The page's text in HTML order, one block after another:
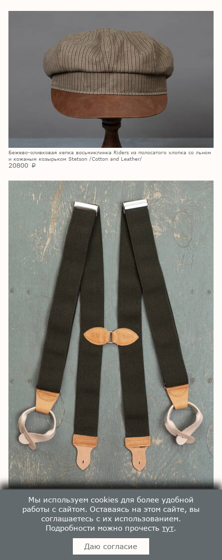
Бежево-оливковая кепка восьмиклинка Riders из полосатого хлопка со льном
и кожаным козырьком Stetson /Cotton and Leather/
20800 p
/Vegetable Tanned Leather/
p
Мы используем cookies для более удобной
работы с сайтом. Оставаясь на этом сайте, вы
соглашаетесь с их использованием.
Подробности можно прочестьтут.
Даю согласие